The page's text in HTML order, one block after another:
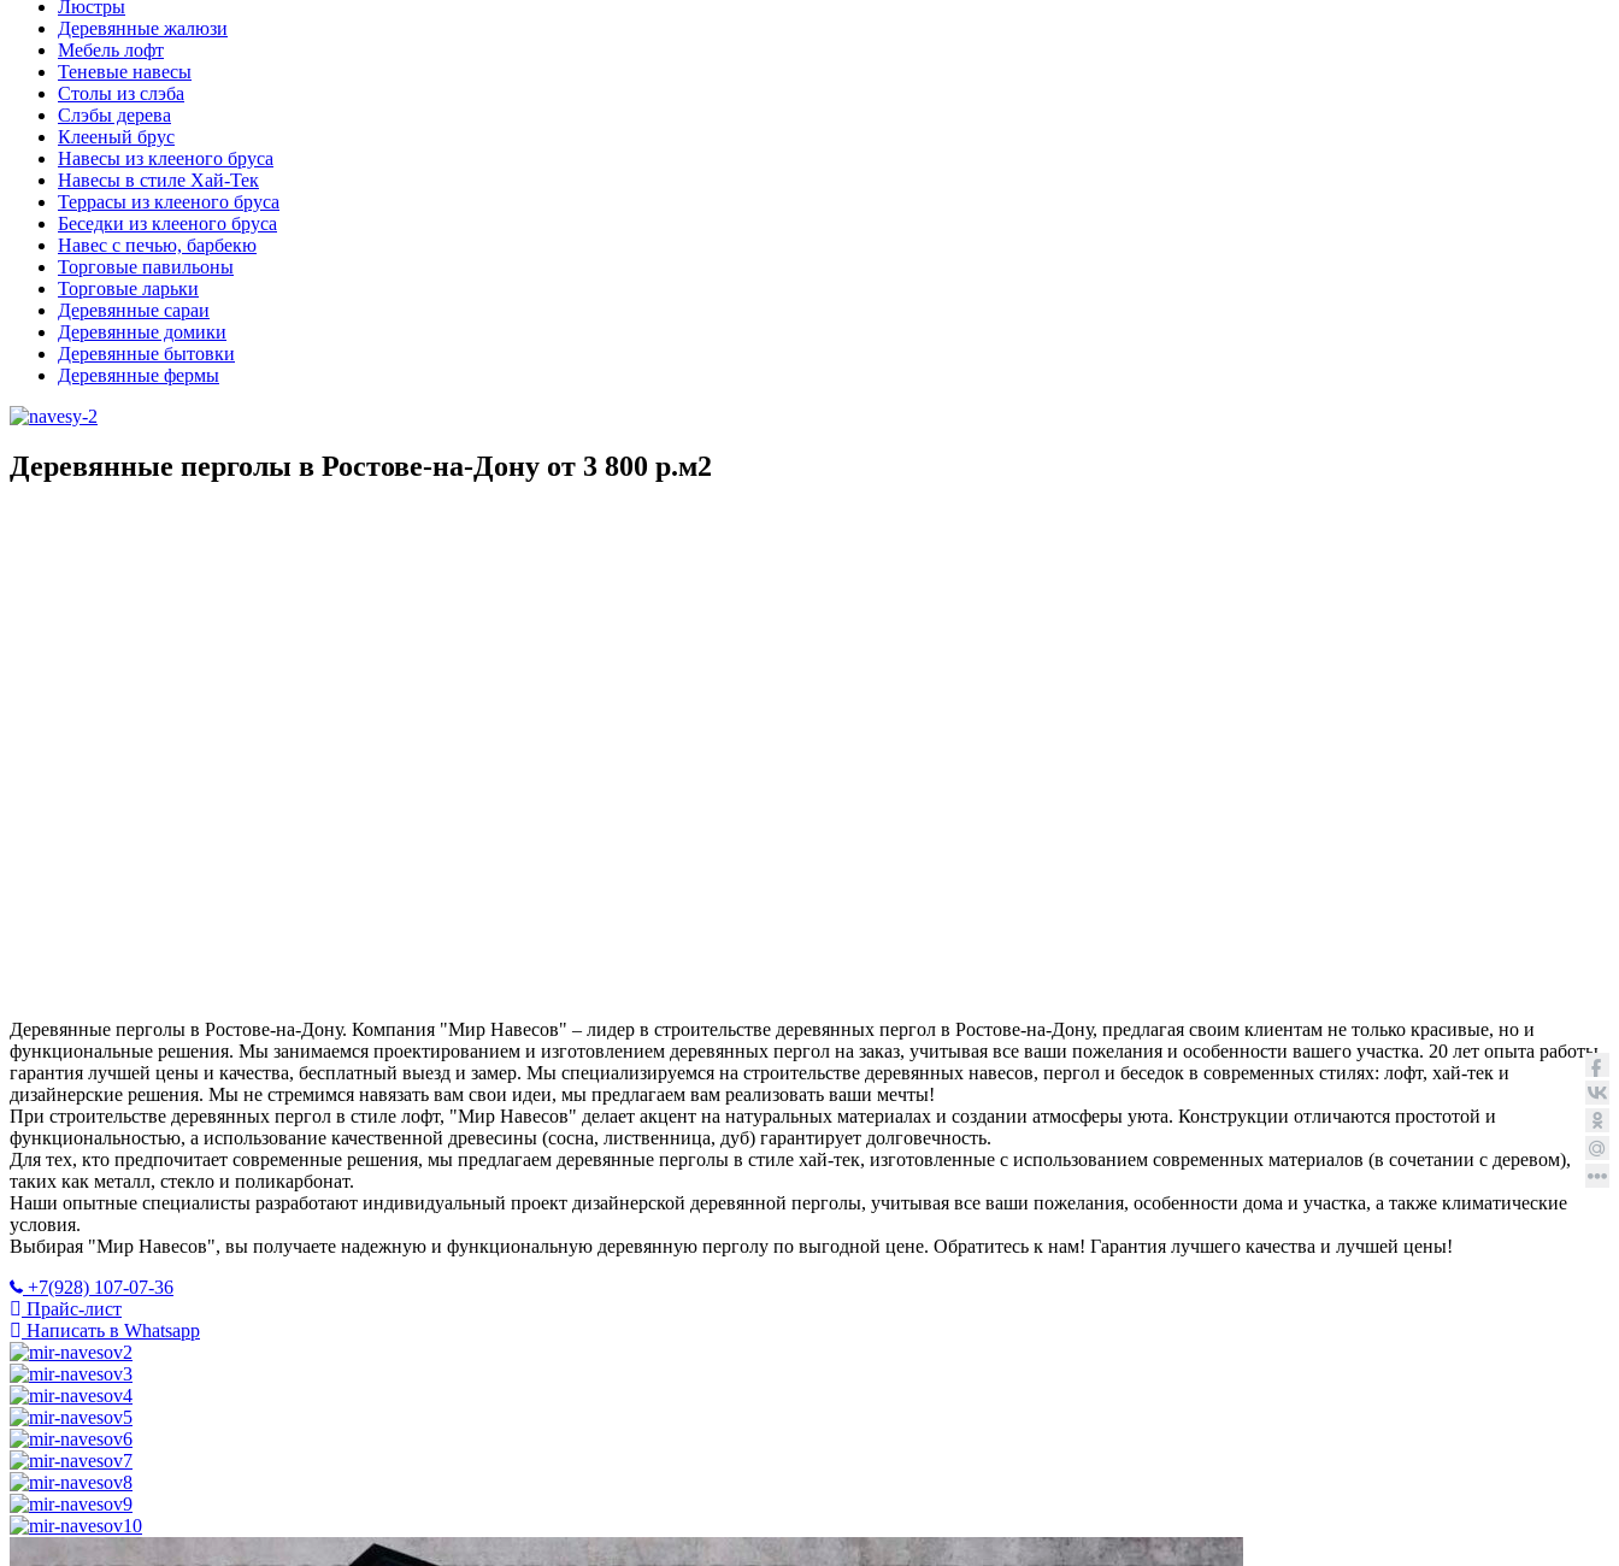
Люстры
Деревянные жалюзи
Мебель лофт
Теневые навесы
Столы из слэба
Слэбы дерева
Клееный брус
Навесы из клееного бруса
Навесы в стиле Хай-Тек
Террасы из клееного бруса
Беседки из клееного бруса
Навес с печью, барбекю
Торговые павильоны
Торговые ларьки
Деревянные сараи
Деревянные домики
Деревянные бытовки
Деревянные фермы
Деревянные перголы в Ростове-на-Дону от 3 800 р.м2
Деревянные перголы в Ростове-на-Дону. Компания "Мир Навесов" – лидер в строительстве деревянных пергол в Ростове-на-Дону, предлагая своим клиентам не только красивые, но и
функциональные решения. Мы занимаемся проектированием и изготовлением деревянных пергол на заказ, учитывая все ваши пожелания и особенности вашего участка. 20 лет опыта работы,
гарантия лучшей цены и качества, бесплатный выезд и замер. Мы специализируемся на строительстве деревянных навесов, пергол и беседок в современных стилях: лофт, хай-тек и
дизайнерские решения. Мы не стремимся навязать вам свои идеи, мы предлагаем вам реализовать ваши мечты!
При строительстве деревянных пергол в стиле лофт, "Мир Навесов" делает акцент на натуральных материалах и создании атмосферы уюта. Конструкции отличаются простотой и
функциональностью, а использование качественной древесины (сосна, лиственница, дуб) гарантирует долговечность.
Для тех, кто предпочитает современные решения, мы предлагаем деревянные перголы в стиле хай-тек, изготовленные с использованием современных материалов (в сочетании с деревом),
таких как металл, стекло и поликарбонат.
Наши опытные специалисты разработают индивидуальный проект дизайнерской деревянной перголы, учитывая все ваши пожелания, особенности дома и участка, а также климатические
условия.
Выбирая "Мир Навесов", вы получаете надежную и функциональную деревянную перголу по выгодной цене. Обратитесь к нам! Гарантия лучшего качества и лучшей цены!
+7(928) 107-07-36
Прайс-лист
Написать в Whatsapp